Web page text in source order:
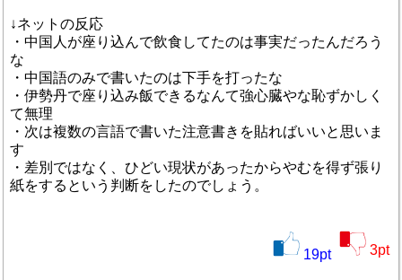
↓ネットの反応
・中国人が座り込んで飲食してたのは事実だったんだろう
な
・中国語のみで書いたのは下手を打ったな
・伊勢丹で座り込み飯できるなんて強心臓やな恥ずかしく
て無理
・次は複数の言語で書いた注意書きを貼ればいいと思いま
す
・差別ではなく、ひどい現状があったからやむを得ず張り
紙をするという判断をしたのでしょう。
19pt 3pt